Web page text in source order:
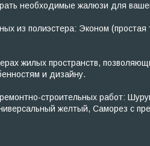
необходимые жалюзи для
из полиэстера: Эконом
жилых пространств,
и дизайну.
строительных работ:
желтый, Саморез с